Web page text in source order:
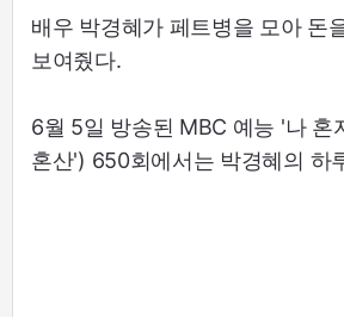
배우 박경혜가 페트병을 모아 돈
보여줬다.
6월 5일 방송된 MBC 예능 '나 혼
혼산') 650회에서는 박경혜의 하